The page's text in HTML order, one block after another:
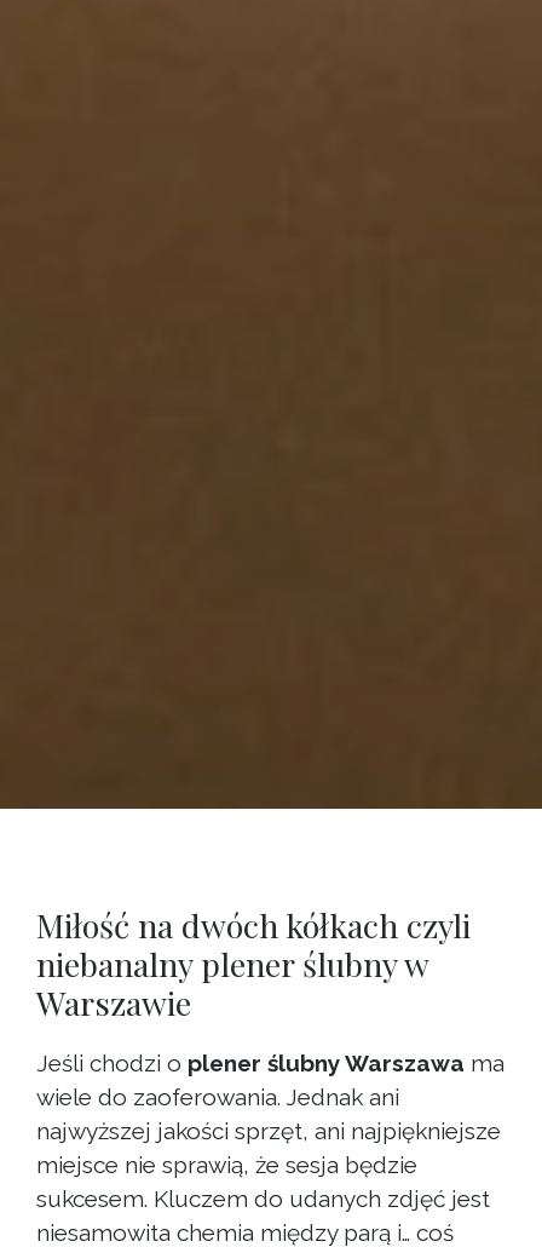
Miłość na dwóch kółkach czyli
niebanalny plener ślubny w
Warszawie
Jeśli chodzi o plener ślubny Warszawa ma
wiele do zaoferowania. Jednak ani
najwyższej jakości sprzęt, ani najpiękniejsze
miejsce nie sprawią, że sesja będzie
sukcesem. Kluczem do udanych zdjęć jest
niesamowita chemia między parą i… coś